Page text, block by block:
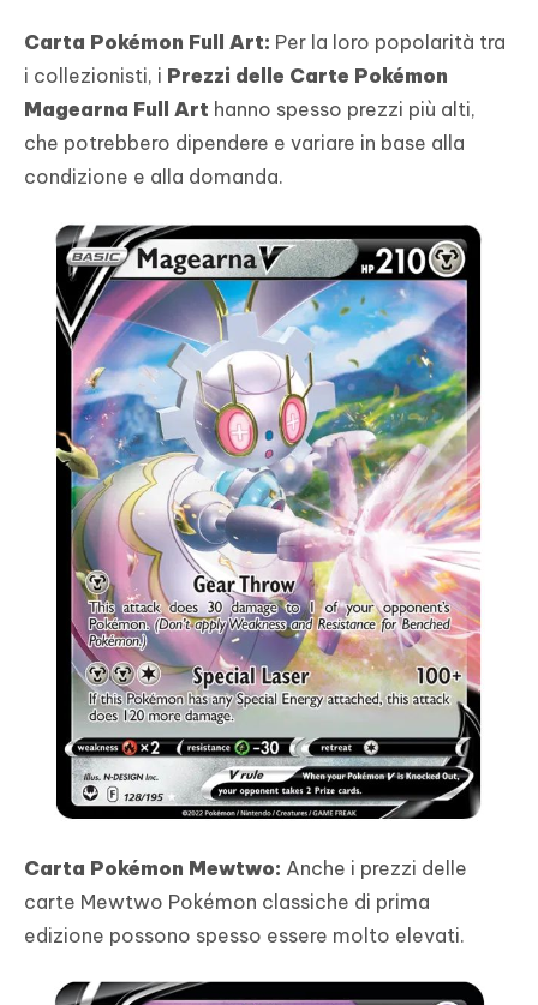
Carta Pokémon Full Art: Per la loro popolarità tra
i collezionisti, i Prezzi delle Carte Pokémon
Magearna Full Art hanno spesso prezzi più alti,
che potrebbero dipendere e variare in base alla
condizione e alla domanda.
Carta Pokémon Mewtwo: Anche i prezzi delle
carte Mewtwo Pokémon classiche di prima
edizione possono spesso essere molto elevati.